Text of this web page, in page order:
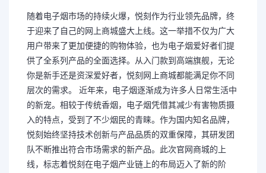
随着电子烟市场的持续火爆，悦刻作为行业领先品牌，终
于迎来了自己的网上商城盛大上线。这一举措不仅为广大
用户带来了更加便捷的购物体验，也为电子烟爱好者们提
供了全系列产品的全面选择。从入门款到高端旗舰，无论
你是新手还是资深爱好者，悦刻网上商城都能满足你不同
层次的需求。 近年来，电子烟逐渐成为许多人日常生活中
的新宠。相较于传统香烟，电子烟凭借其减少有害物质摄
入的特点，受到了不少烟民的青睐。作为国内知名品牌，
悦刻始终坚持技术创新与产品品质的双重保障，其研发团
队不断推出符合市场需求的新产品。此次官网商城的上
线，标志着悦刻在电子烟产业链上的布局迈入了新的阶